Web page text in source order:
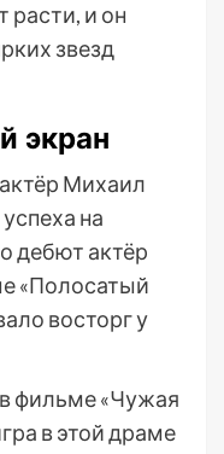
расти, и он
звезд
экран
Михаил
на
дебют актёр
«Полосатый
восторг у
фильме «Чужая
в этой драме